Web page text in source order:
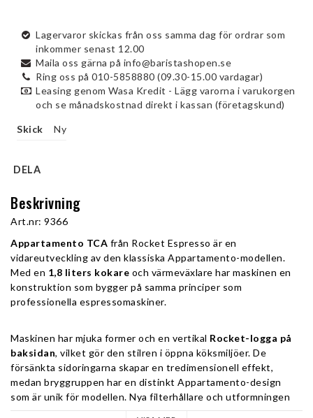
Lagervaror skickas från oss samma dag för ordrar som
inkommer senast 12.00
Maila oss gärna på info@baristashopen.se
Ring oss på 010-5858880 (09.30-15.00 vardagar)
Leasing genom Wasa Kredit - Lägg varorna i varukorgen
och se månadskostnad direkt i kassan (företagskund)
Skick Ny
DELA
Beskrivning
Art.nr: 9366
Appartamento TCA från Rocket Espresso är en
vidareutveckling av den klassiska Appartamento-modellen.
Med en 1,8 liters kokare och värmeväxlare har maskinen en
konstruktion som bygger på samma principer som
professionella espressomaskiner.
Maskinen har mjuka former och en vertikal Rocket-logga på
baksidan, vilket gör den stilren i öppna köksmiljöer. De
försänkta sidoringarna skapar en tredimensionell effekt,
medan bryggruppen har en distinkt Appartamento-design
som är unik för modellen. Nya filterhållare och utformningen
av ång- och hetvattenvred matchar maskinens eleganta stil.